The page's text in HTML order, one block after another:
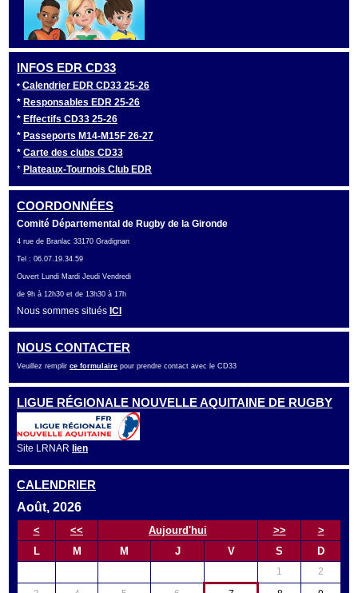
INFOS EDR CD33
* Calendrier EDR CD33 25-26
* Responsables EDR 25-26
* Effectifs CD33 25-26
* Passeports M14-M15F 26-27
* Carte des clubs CD33
* Plateaux-Tournois Club EDR
COORDONNÉES
Comité Départemental de Rugby de la Gironde
4 rue de Branlac 33170 Gradignan
Tel : 06.07.19.34.59
Ouvert Lundi Mardi Jeudi Vendredi
de 9h à 12h30 et de 13h30 à 17h
Nous sommes situés ICI
NOUS CONTACTER
Veuillez remplir ce formulaire pour prendre contact avec le CD33
LIGUE RÉGIONALE NOUVELLE AQUITAINE DE RUGBY
Site LRNAR lien
CALENDRIER
Août, 2026
< << Aujourd'hui >>
>
L
M M J V S D
1
2